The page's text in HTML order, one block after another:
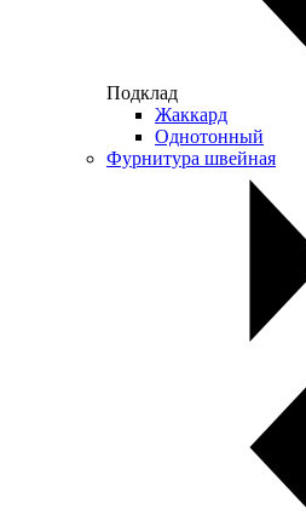
Подклад
Жаккард
Однотонный
Фурнитура швейная